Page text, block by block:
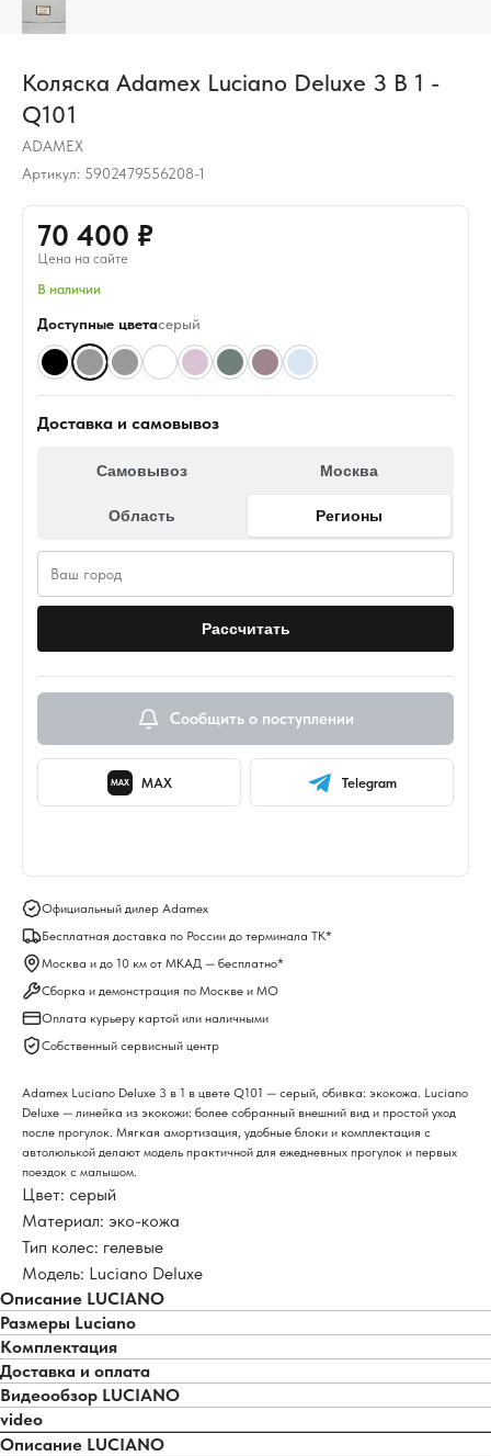
Коляска Adamex Luciano Deluxe 3 В 1 -
Q101
ADAMEX
Артикул: 5902479556208-1
70 400 ₽
Цена на сайте
В наличии
Доступные цветасерый
Доставка и самовывоз
Самовывоз Москва
Область Регионы
Рассчитать
Сообщить о поступлении
MAX MAX Telegram
Официальный дилер Adamex
Бесплатная доставка по России до терминала ТК*
Москва и до 10 км от МКАД — бесплатно*
Сборка и демонстрация по Москве и МО
Оплата курьеру картой или наличными
Собственный сервисный центр
Adamex Luciano Deluxe 3 в 1 в цвете Q101 — серый, обивка: экокожа. Luciano
Deluxe — линейка из экокожи: более собранный внешний вид и простой уход
после прогулок. Мягкая амортизация, удобные блоки и комплектация с
автолюлькой делают модель практичной для ежедневных прогулок и первых
поездок с малышом.
Цвет: серый
Материал: эко-кожа
Тип колес: гелевые
Модель: Luciano Deluxe
Описание LUCIANO
Размеры Luciano
Комплектация
Доставка и оплата
Видеообзор LUCIANO
video
Описание LUCIANO